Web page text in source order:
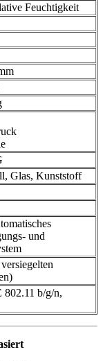
Feuchtigkeit
Glas, Kunststoff
und
802.11 b/g/n,